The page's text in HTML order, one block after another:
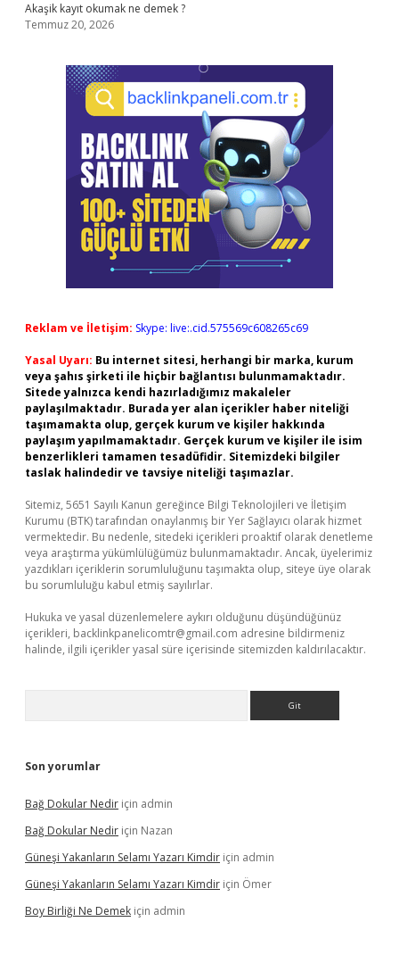
Akaşik kayıt okumak ne demek ?
Temmuz 20, 2026
Reklam ve İletişim: Skype: live:.cid.575569c608265c69
Yasal Uyarı: Bu internet sitesi, herhangi bir marka, kurum
veya şahıs şirketi ile hiçbir bağlantısı bulunmamaktadır.
Sitede yalnızca kendi hazırladığımız makaleler
paylaşılmaktadır. Burada yer alan içerikler haber niteliği
taşımamakta olup, gerçek kurum ve kişiler hakkında
paylaşım yapılmamaktadır. Gerçek kurum ve kişiler ile isim
benzerlikleri tamamen tesadüfidir. Sitemizdeki bilgiler
taslak halindedir ve tavsiye niteliği taşımazlar.
Sitemiz, 5651 Sayılı Kanun gereğince Bilgi Teknolojileri ve İletişim
Kurumu (BTK) tarafından onaylanmış bir Yer Sağlayıcı olarak hizmet
vermektedir. Bu nedenle, sitedeki içerikleri proaktif olarak denetleme
veya araştırma yükümlülüğümüz bulunmamaktadır. Ancak, üyelerimiz
yazdıkları içeriklerin sorumluluğunu taşımakta olup, siteye üye olarak
bu sorumluluğu kabul etmiş sayılırlar.
Hukuka ve yasal düzenlemelere aykırı olduğunu düşündüğünüz
içerikleri, backlinkpanelicomtr@gmail.com adresine bildirmeniz
halinde, ilgili içerikler yasal süre içerisinde sitemizden kaldırılacaktır.
Son yorumlar
Bağ Dokular Nedir için admin
Bağ Dokular Nedir için Nazan
Güneşi Yakanların Selamı Yazarı Kimdir için admin
Güneşi Yakanların Selamı Yazarı Kimdir için Ömer
Boy Birliği Ne Demek için admin